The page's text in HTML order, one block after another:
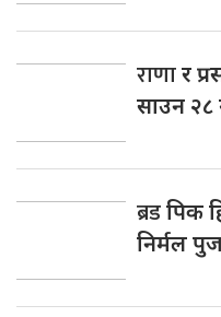
राणार
साउन २८
ब्रडपिक
निर्मल